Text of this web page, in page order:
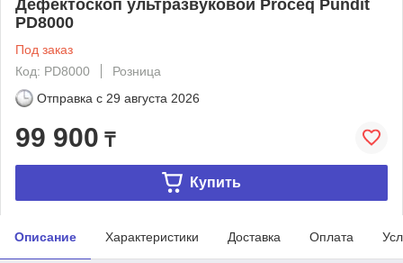
Дефектоскоп ультразвуковой Proceq Pundit
PD8000
Под заказ
Код: PD8000
Розница
Отправка с 29 августа 2026
99 900 ₸
Купить
Описание Характеристики Доставка Оплата